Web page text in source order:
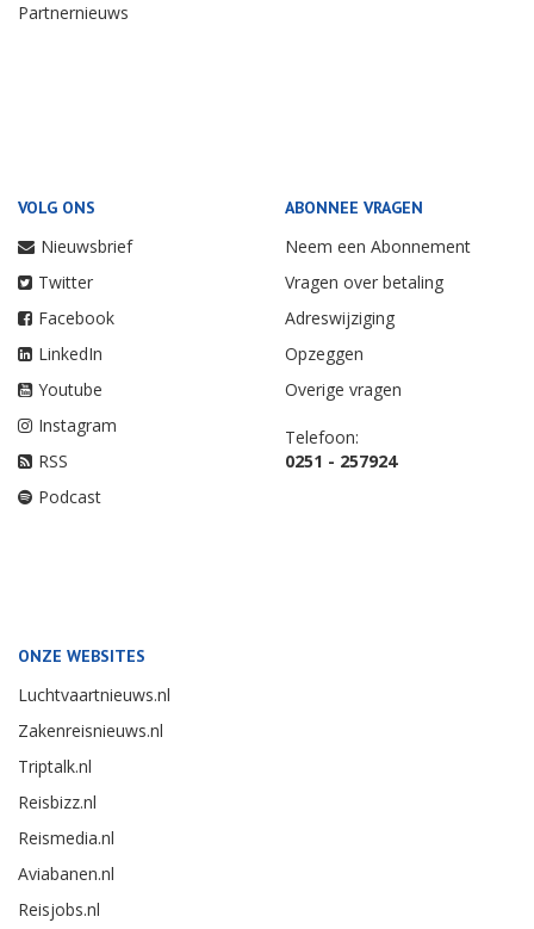
Partnernieuws
VOLG ONS
Nieuwsbrief
Twitter
Facebook
LinkedIn
Youtube
Instagram
RSS
Podcast
ABONNEE VRAGEN
Neem een Abonnement
Vragen over betaling
Adreswijziging
Opzeggen
Overige vragen
Telefoon:
0251 - 257924
ONZE WEBSITES
Luchtvaartnieuws.nl
Zakenreisnieuws.nl
Triptalk.nl
Reisbizz.nl
Reismedia.nl
Aviabanen.nl
Reisjobs.nl